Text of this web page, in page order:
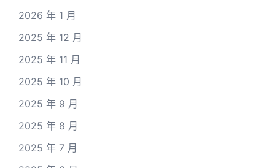
2026 年 1 月
2025 年 12 月
2025 年 11 月
2025 年 10 月
2025 年 9 月
2025 年 8 月
2025 年 7 月